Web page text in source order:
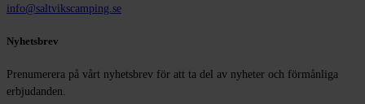
info@saltvikscamping.se
Nyhetsbrev
Prenumerera på vårt nyhetsbrev för att ta del av nyheter och förmånliga
erbjudanden.